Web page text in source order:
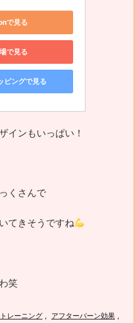
で見る
で見る
ピングで見る
インもいっぱい！
くさんで
てきそうですね
笑
レーニング , アフターバーン効果 ,